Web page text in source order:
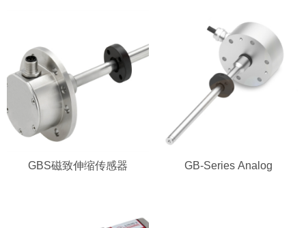
GBS磁致伸缩传感器 GB-Series Analog